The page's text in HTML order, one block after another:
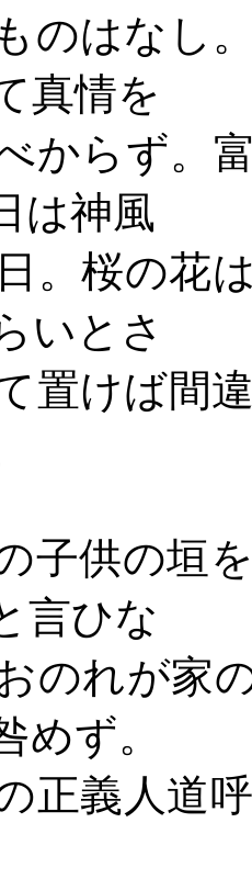
のはなし
真情を
からず。
は神風
。桜の花
いとさ
置けば間
供の垣
言ひな
のれが家
めず。
正義人道